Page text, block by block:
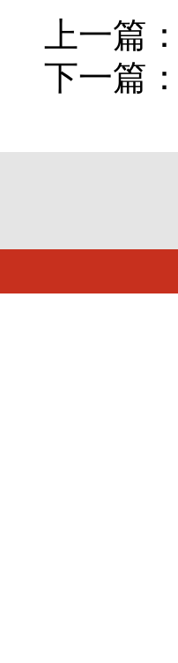
上一篇：
下一篇：